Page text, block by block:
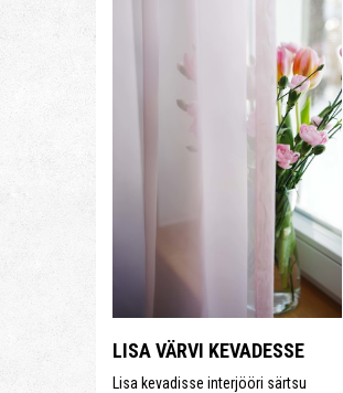
LISA VÄRVI KEVADESSE
Lisa kevadisse interjööri särtsu